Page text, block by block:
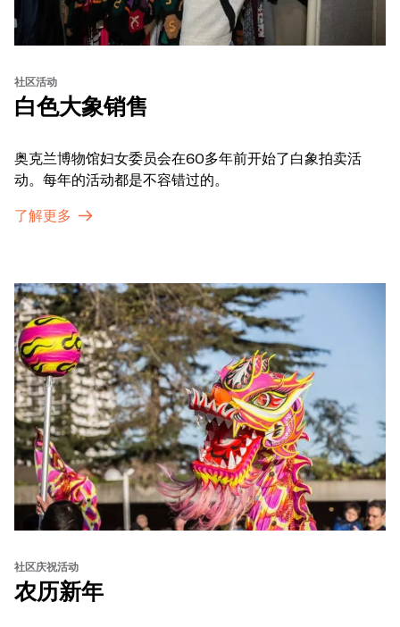
社区活动
白色大象销售
奥克兰博物馆妇女委员会在60多年前开始了白象拍卖活
动。每年的活动都是不容错过的。
了解更多
社区庆祝活动
农历新年